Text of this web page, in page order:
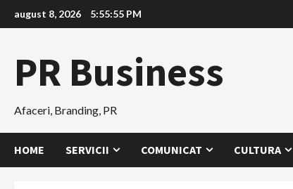
to
august 8, 2026 5:55:57 PM
PR Business
Afaceri, Branding, PR
HOME SERVICII COMUNICAT CULTURA